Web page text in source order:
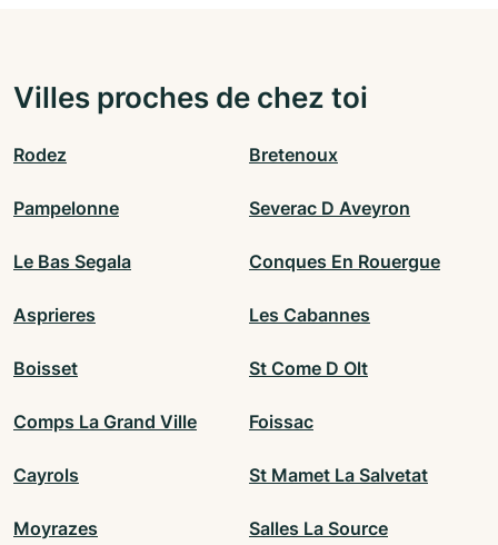
Villes proches de chez toi
Rodez Bretenoux
Pampelonne Severac D Aveyron
Le Bas Segala Conques En Rouergue
Asprieres Les Cabannes
Boisset St Come D Olt
Comps La Grand Ville Foissac
Cayrols St Mamet La Salvetat
Moyrazes Salles La Source